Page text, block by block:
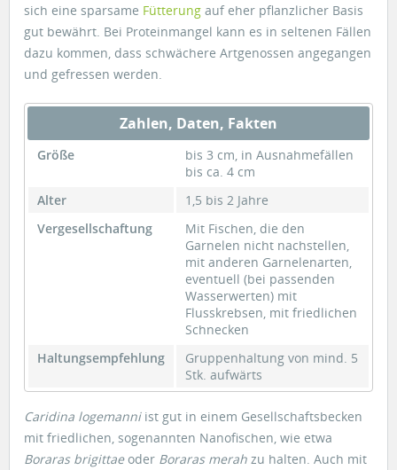
sich eine sparsame Fütterung auf eher pflanzlicher Basis
gut bewährt. Bei Proteinmangel kann es in seltenen Fällen
dazu kommen, dass schwächere Artgenossen angegangen
und gefressen werden.
Zahlen, Daten, Fakten
Größe
bis 3 cm, in Ausnahmefällen
bis ca. 4 cm
Alter
1,5 bis 2 Jahre
Vergesellschaftung
Mit Fischen, die den
Garnelen nicht nachstellen,
mit anderen Garnelenarten,
eventuell (bei passenden
Wasserwerten) mit
Flusskrebsen, mit friedlichen
Schnecken
Haltungsempfehlung
Gruppenhaltung von mind. 5
Stk. aufwärts
Caridina logemanniist gut in einem Gesellschaftsbecken
mit friedlichen, sogenannten Nanofischen, wie etwa
Boraras brigittaeoder Boraras merah zu halten. Auch mit